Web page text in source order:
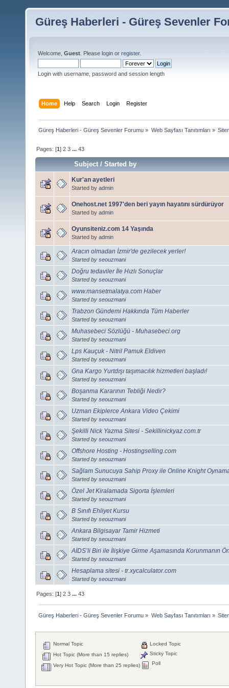
Güreş Haberleri - Güreş Sevenler
Welcome, Guest . Please login or register.
Login with username, password and session length
Home Help Search Login Register
Güreş Haberleri - Güreş Sevenler Forumu » Web Sayfası Tanıtımları »
Pages: [1]2 3 ...43
Subject/Started by
Kur'an ayetleri
Started by admin
Onehost.net 1997'den beri yayın hayatını sürdürüyor
Started by admin
Oyunsiteniz.com 14 Yaşında
Started by admin
Aracın olmadan İzmir'de gezilecek yerler!
Started by seouzmani
Doğru tedaviler İle Hızlı Sonuçlar
Started by seouzmani
www.mansetmalatya.com Haber
Started by seouzmani
Trabzon Gündemi Hakkında Tüm Haberler
Started by seouzmani
Muhasebeci Sözlüğü - Muhasebeci.org
Started by seouzmani
Lps Kauçuk - Nitril Pamuk Eldiven
Started by seouzmani
Gna Kargo Yurtdışı taşımacılık hizmetleri başladı!
Started by seouzmani
Boşanma Kararının Tebliği Nedir?
Started by seouzmani
Uzman Ekiplerce Ankara Video Çekimi
Started by seouzmani
Şekilli Nick Yazma Sitesi - Sekillinickyaz.com.tr
Started by seouzmani
Offshore Hosting - Hostingselling.com
Started by seouzmani
Sağlam Sunucuya Sahip Proxy ile Online Knight
Started by seouzmani
Özel Jet Kiralamada Sigorta İşlemleri
Started by seouzmani
B Sınıfı Ehliyet Kursu
Started by seouzmani
Ankara Bilgisayar Tamir Hizmeti
Started by seouzmani
AİDS’li Biri ile İlişkiye Girme Aşamasında Korunmanın
Started by seouzmani
Hesaplama sitesi - tr.xycalculator.com
Started by seouzmani
Pages: [1]2 3 ...43
Güreş Haberleri - Güreş Sevenler Forumu » Web Sayfası Tanıtımları »
Normal Topic
Hot Topic (More than 15 replies)
Very Hot Topic (More than 25 replies)
Locked Topic
Sticky Topic
Poll